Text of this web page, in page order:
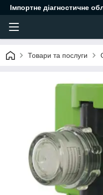
Імпортне діагностичне
Товари та послуги